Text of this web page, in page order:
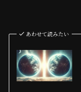
あわせて読みたい